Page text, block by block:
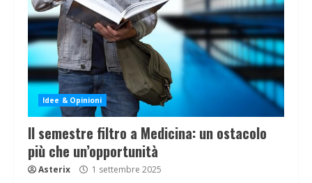
Idee & Opinioni
Il semestre filtro a Medicina: un ostacolo
più che un’opportunità
Asterix 1 settembre 2025